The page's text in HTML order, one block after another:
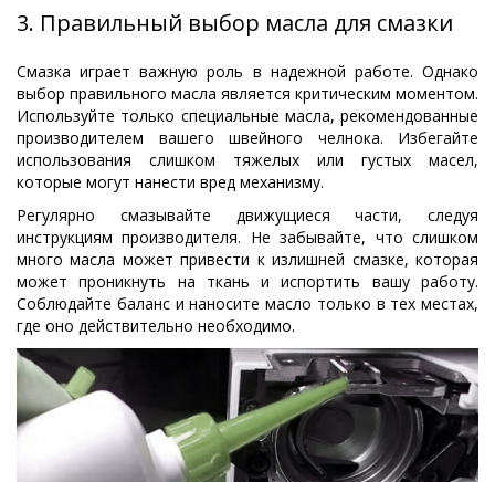
3. Правильный выбор масла для смазки
Смазка играет важную роль в надежной работе. Однако
выбор правильного масла является критическим моментом.
Используйте только специальные масла, рекомендованные
производителем вашего швейного челнока. Избегайте
использования слишком тяжелых или густых масел,
которые могут нанести вред механизму.
Регулярно смазывайте движущиеся части, следуя
инструкциям производителя. Не забывайте, что слишком
много масла может привести к излишней смазке, которая
может проникнуть на ткань и испортить вашу работу.
Соблюдайте баланс и наносите масло только в тех местах,
где оно действительно необходимо.